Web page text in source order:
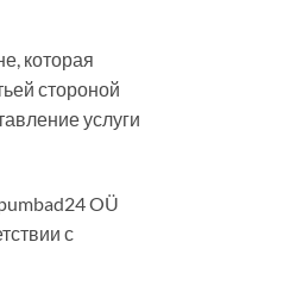
которая
стороной
услуги
OÜ
с